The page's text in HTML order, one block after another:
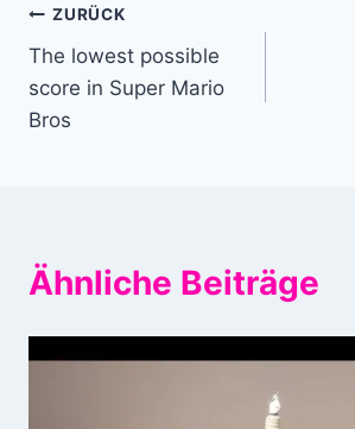
Beitragsnavigation
ZURÜCK
The lowest possible
score in Super Mario
Bros
Ähnliche Beiträge